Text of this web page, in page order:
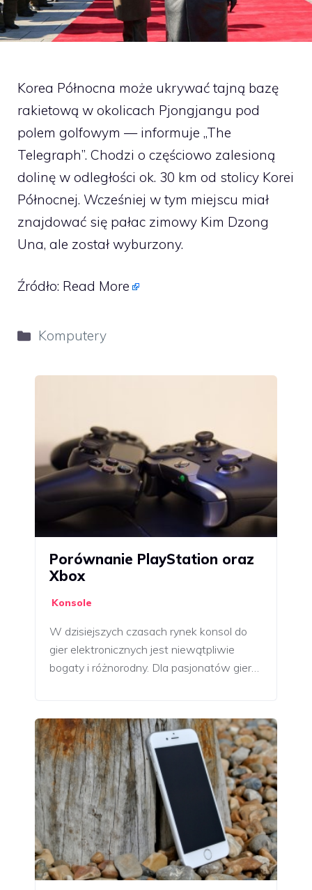
Korea Północna może ukrywać tajną bazę
rakietową w okolicach Pjongjangu pod
polem golfowym — informuje „The
Telegraph”. Chodzi o częściowo zalesioną
dolinę w odległości ok. 30 km od stolicy Korei
Północnej. Wcześniej w tym miejscu miał
znajdować się pałac zimowy Kim Dzong
Una, ale został wyburzony.
Źródło: Read More
Kategorie
Komputery
Porównanie PlayStation oraz
Xbox
Konsole
W dzisiejszych czasach rynek konsol do
gier elektronicznych jest niewątpliwie
bogaty i różnorodny. Dla pasjonatów gier…